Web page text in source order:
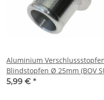
Aluminium
Blindstopfen Ø 25mm (BOV
5,99 € *